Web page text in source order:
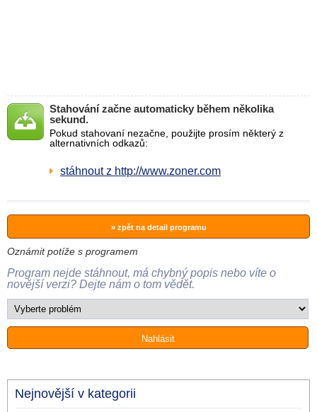
Stahování začne automaticky během několika
sekund.
Pokud stahovaní nezačne, použijte prosím některý z
alternativních odkazů:
stáhnout z http://www.zoner.com
» zpět na detail programu
Oznámit potíže s programem
Program nejde stáhnout, má chybný popis nebo víte o
novější verzi? Dejte nám o tom vědět.
Nejnovější v kategorii